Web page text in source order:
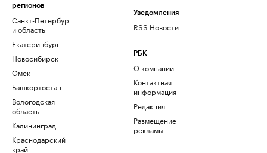
регионов
Санкт-Петербург
и область
Екатеринбург
Новосибирск
Омск
Башкортостан
Вологодская
область
Калининград
Краснодарский
край
Уведомления
RSS Новости
РБК
О компании
Контактная
информация
Редакция
Размещение
рекламы